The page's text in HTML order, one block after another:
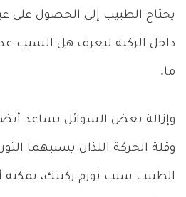
يحتاج الطبيب إلى الحصول على
داخل الركبة ليعرف هل السبب
ما.
وإزالة بعض السوائل يساعد
وقلة الحركة اللذان يسببهما
الطبيب سبب تورم ركبتك، يمكنه